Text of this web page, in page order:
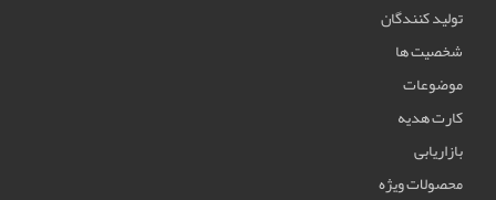
تولید کنندگان
شخصیت ها
موضوعات
کارت هدیه
بازاریابی
محصولات ویژه